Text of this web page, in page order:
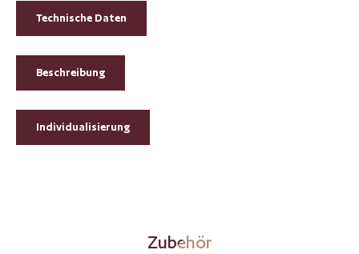
Technische Daten
Beschreibung
Individualisierung
Produktgalerie überspringenZubehör